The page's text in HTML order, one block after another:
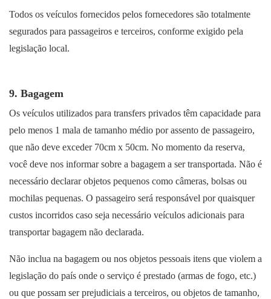
Todos os veículos fornecidos pelos fornecedores são totalmente
segurados para passageiros e terceiros, conforme exigido pela
legislação local.
9. Bagagem
Os veículos utilizados para transfers privados têm capacidade para
pelo menos 1 mala de tamanho médio por assento de passageiro,
que não deve exceder 70cm x 50cm. No momento da reserva,
você deve nos informar sobre a bagagem a ser transportada. Não é
necessário declarar objetos pequenos como câmeras, bolsas ou
mochilas pequenas. O passageiro será responsável por quaisquer
custos incorridos caso seja necessário veículos adicionais para
transportar bagagem não declarada.
Não inclua na bagagem ou nos objetos pessoais itens que violem a
legislação do país onde o serviço é prestado (armas de fogo, etc.)
ou que possam ser prejudiciais a terceiros, ou objetos de tamanho,